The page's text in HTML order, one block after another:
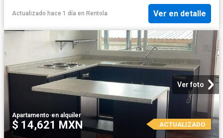
Actualizado hace 1 día en Rentola Ver en detalle
Ver foto
Apartamento·en alquiler
$ 14,621 MXN ACTUALIZADO